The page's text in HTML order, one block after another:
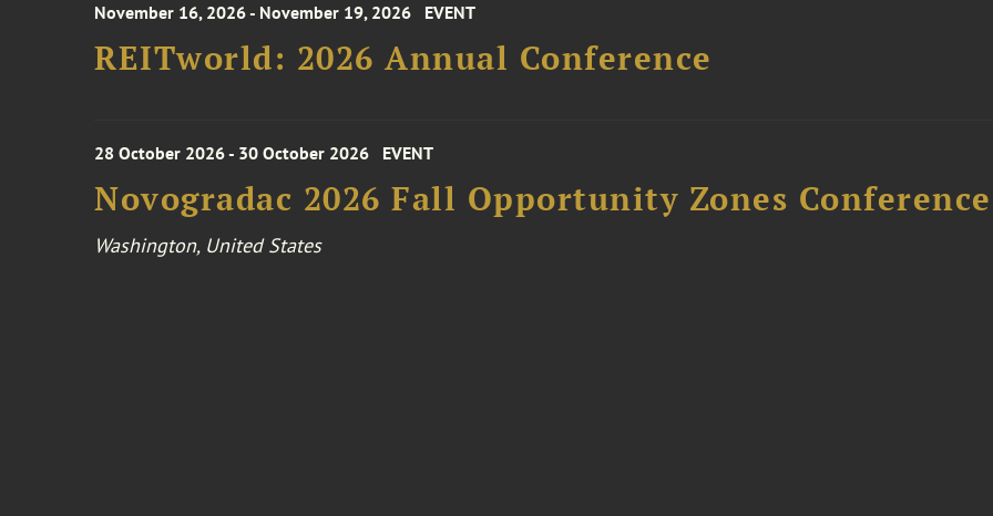
November 16, 2026 - November 19, 2026 EVENT
REITworld: 2026 Annual Conference
28 October 2026 - 30 October 2026 EVENT
Novogradac 2026 Fall Opportunity Zones Conference
Washington, United States